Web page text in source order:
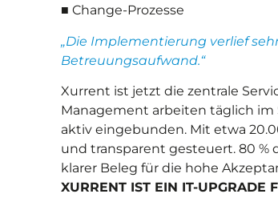
■ Change-Prozesse
„Die Implementierung verlief
Betreuungsaufwand.“
Xurrent ist jetzt die zentrale
Management arbeiten täglich im
aktiv eingebunden. Mit etwa
und transparent gesteuert. 80 %
klarer Beleg für die hohe
XURRENT IST EIN IT-UPGRADE